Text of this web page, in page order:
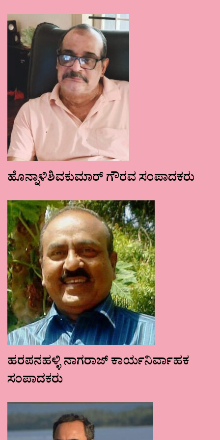
ಹೊನ್ನಾಳಿಶಿವಕುಮಾರ್ ಗೌರವ ಸಂಪಾದಕರು
ಹರಪನಹಳ್ಳಿ ನಾಗರಾಜ್ ಕಾರ್ಯನಿರ್ವಾಹಕ
ಸಂಪಾದಕರು